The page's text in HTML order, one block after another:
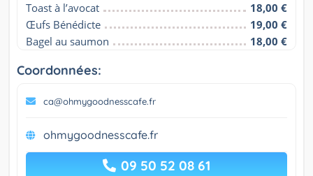
Toast à l’avocat
18,00 €
Œufs Bénédicte
19,00 €
Bagel au saumon
18,00 €
Coordonnées:
ca@ohmygoodnesscafe.fr
ohmygoodnesscafe.fr
09 50 52 08 61